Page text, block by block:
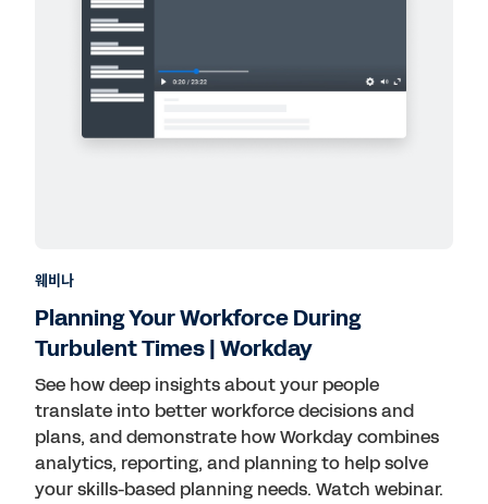
웨비나
Planning Your Workforce During
Turbulent Times | Workday
See how deep insights about your people
translate into better workforce decisions and
plans, and demonstrate how Workday combines
analytics, reporting, and planning to help solve
your skills-based planning needs. Watch webinar.